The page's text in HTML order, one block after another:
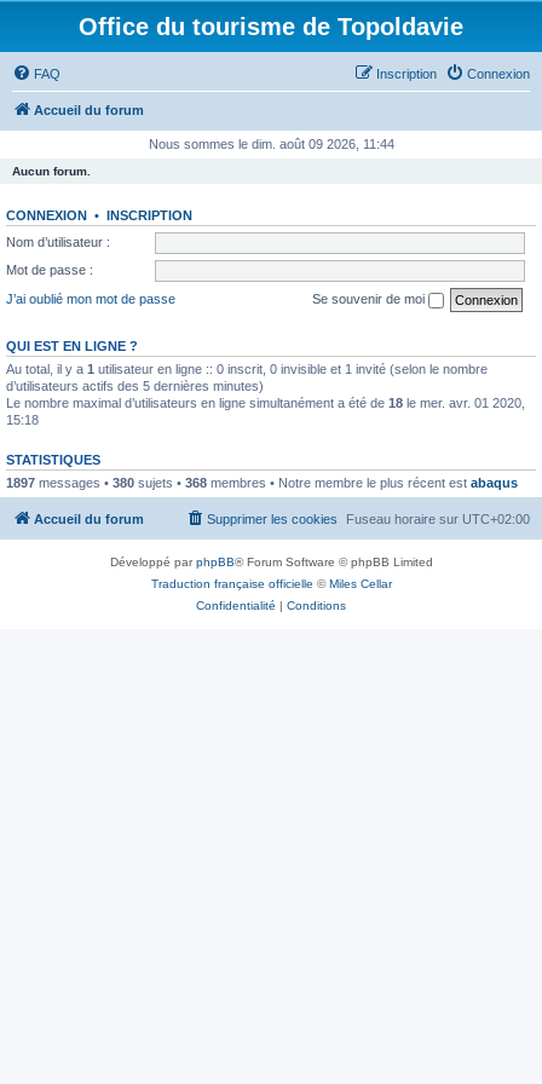
Office du tourisme de Topoldavie
FAQ Connexion
Inscription
Accueil du forum
Nous sommes le dim. août 09 2026, 11:44
Aucun forum.
CONNEXION • INSCRIPTION
Nom d’utilisateur :
Mot de passe :
J’ai oublié mon mot de passe
Se souvenir de moi
QUI EST EN LIGNE ?
Au total, il y a 1 utilisateur en ligne :: 0 inscrit, 0 invisible et 1 invité (selon le nombre
d’utilisateurs actifs des 5 dernières minutes)
Le nombre maximal d’utilisateurs en ligne simultanément a été de 18 le mer. avr. 01 2020,
15:18
STATISTIQUES
1897 messages • 380 sujets • 368 membres • Notre membre le plus récent est abaqus
Accueil du forum Fuseau horaire sur UTC+02:00
Supprimer les cookies
Développé parphpBB® Forum Software © phpBB Limited
Traduction française officielle ©Miles Cellar
Confidentialité | Conditions